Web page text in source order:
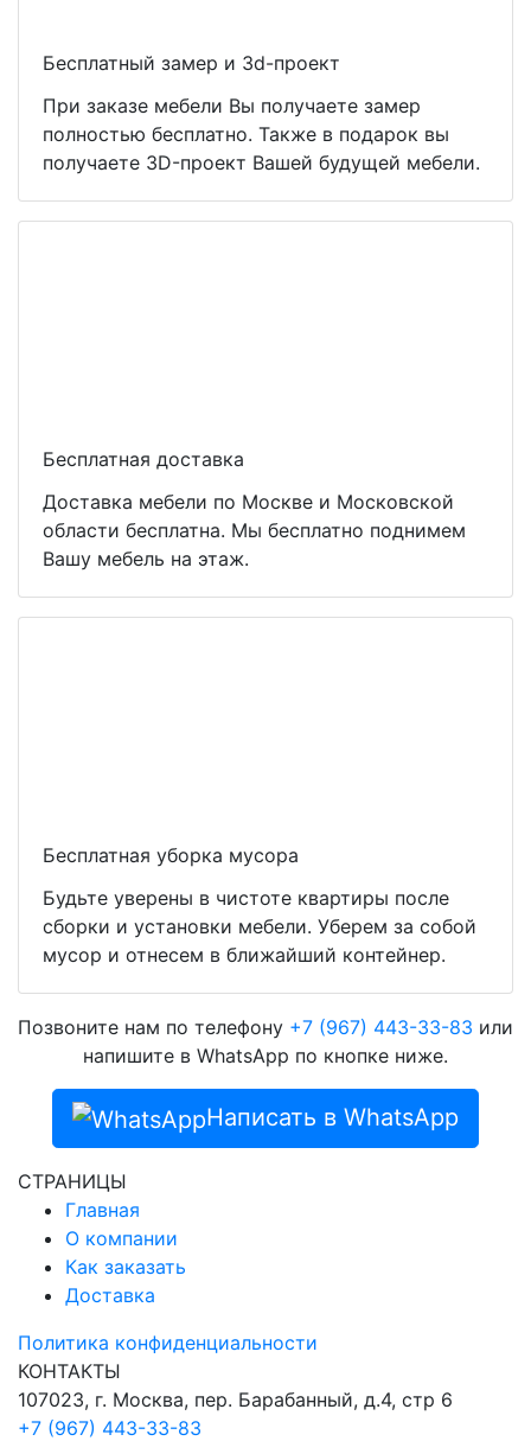
Бесплатный замер и 3d-проект
При заказе мебели Вы получаете замер
полностью бесплатно. Также в подарок вы
получаете 3D-проект Вашей будущей мебели.
Бесплатная доставка
Доставка мебели по Москве и Московской
области бесплатна. Мы бесплатно поднимем
Вашу мебель на этаж.
Бесплатная уборка мусора
Будьте уверены в чистоте квартиры после
сборки и установки мебели. Уберем за собой
мусор и отнесем в ближайший контейнер.
Позвоните нам по телефону +7 (967) 443-33-83 или
напишите в WhatsApp по кнопке ниже.
Написать в WhatsApp
СТРАНИЦЫ
Главная
О компании
Как заказать
Доставка
Политика конфиденциальности
КОНТАКТЫ
107023, г. Москва, пер. Барабанный, д.4, стр 6
+7 (967) 443-33-83